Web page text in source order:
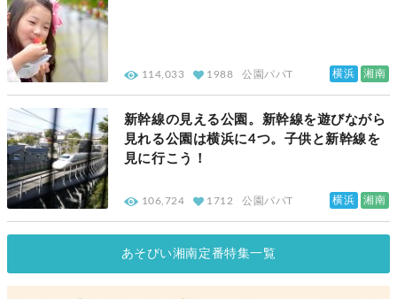
114,033 1988 公園パパT 横浜 湘南
新幹線の見える公園。新幹線を遊びながら
見れる公園は横浜に4つ。子供と新幹線を
見に行こう！
106,724 1712 公園パパT 横浜 湘南
あそびい湘南定番特集一覧